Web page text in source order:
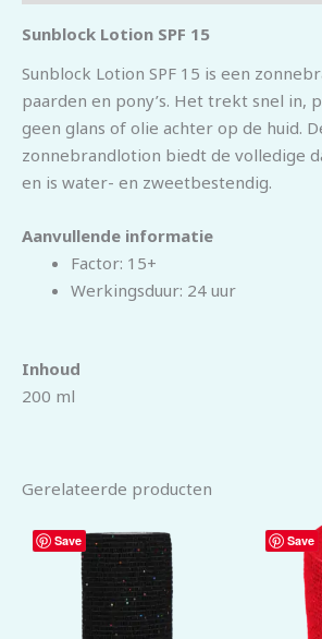
Sunblock Lotion SPF 15
Sunblock Lotion SPF 15 is een
paarden en pony’s. Het trekt snel in,
geen glans of olie achter op de huid.
zonnebrandlotion biedt de volledige
en is water- en zweetbestendig.
Aanvullende informatie
Factor: 15+
Werkingsduur: 24 uur
Inhoud
200 ml
Gerelateerde producten
Save Save